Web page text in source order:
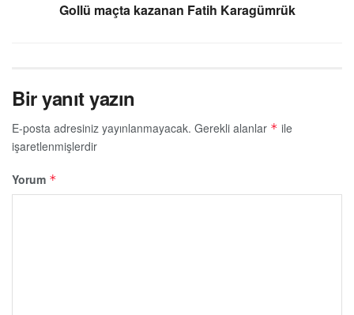
Gollü maçta kazanan Fatih Karagümrük
Bir yanıt yazın
E-posta adresiniz yayınlanmayacak. Gerekli alanlar * ile
işaretlenmişlerdir
Yorum *